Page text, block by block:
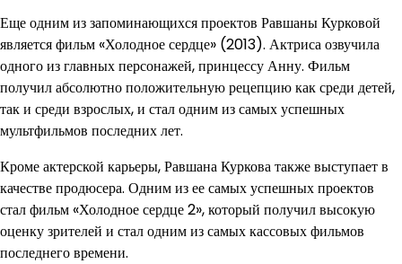
Еще одним из запоминающихся проектов Равшаны Курковой
является фильм «Холодное сердце» (2013). Актриса озвучила
одного из главных персонажей, принцессу Анну. Фильм
получил абсолютно положительную рецепцию как среди детей,
так и среди взрослых, и стал одним из самых успешных
мультфильмов последних лет.
Кроме актерской карьеры, Равшана Куркова также выступает в
качестве продюсера. Одним из ее самых успешных проектов
стал фильм «Холодное сердце 2», который получил высокую
оценку зрителей и стал одним из самых кассовых фильмов
последнего времени.